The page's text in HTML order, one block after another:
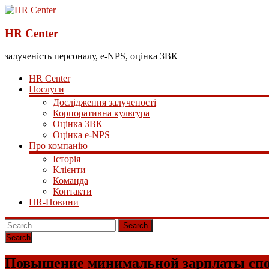
HR Center
залученість персоналу, e-NPS, оцінка ЗВК
HR Center
Послуги
Дослідження залученості
Корпоративна культура
Оцінка ЗВК
Оцінка e-NPS
Про компанію
Історія
Клієнти
Команда
Контакти
HR-Новини
Search
Повышение минимальной зарплаты